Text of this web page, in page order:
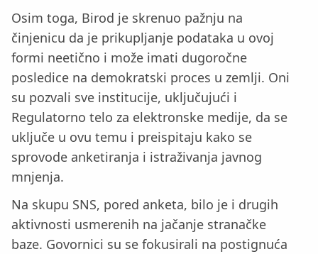
Osim toga, Birod je skrenuo pažnju na
činjenicu da je prikupljanje podataka u ovoj
formi neetično i može imati dugoročne
posledice na demokratski proces u zemlji. Oni
su pozvali sve institucije, uključujući i
Regulatorno telo za elektronske medije, da se
uključe u ovu temu i preispitaju kako se
sprovode anketiranja i istraživanja javnog
mnjenja.
Na skupu SNS, pored anketa, bilo je i drugih
aktivnosti usmerenih na jačanje stranačke
baze. Govornici su se fokusirali na postignuća